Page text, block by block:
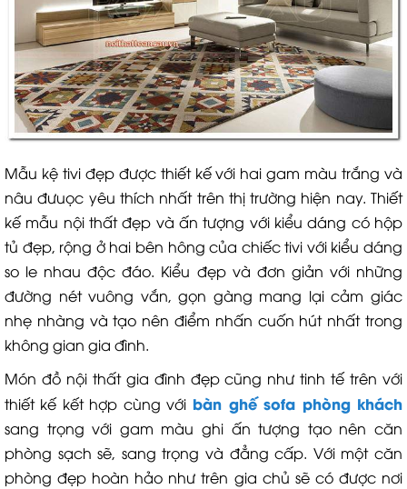
Mẫu kệ tivi đẹp được thiết kế với hai gam màu trắng và
nâu đưuọc yêu thích nhất trên thị trường hiện nay. Thiết
kế mẫu nội thất đẹp và ấn tượng với kiểu dáng có hộp
tủ đẹp, rộng ở hai bên hông của chiếc tivi với kiểu dáng
so le nhau độc đáo. Kiểu đẹp và đơn giản với những
đường nét vuông vắn, gọn gàng mang lại cảm giác
nhẹ nhàng và tạo nên điểm nhấn cuốn hút nhất trong
không gian gia đình.
Món đồ nội thất gia đình đẹp cũng như tinh tế trên với
thiết kế kết hợp cùng với bàn ghế sofa phòng khách
sang trọng với gam màu ghi ấn tượng tạo nên căn
phòng sạch sẽ, sang trọng và đẳng cấp. Với một căn
phòng đẹp hoàn hảo như trên gia chủ sẽ có được nơi